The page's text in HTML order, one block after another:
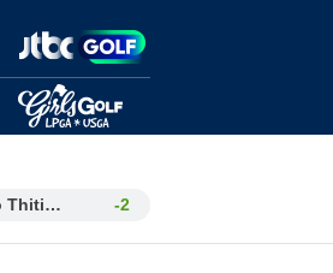
Jeeno Thitikul -2